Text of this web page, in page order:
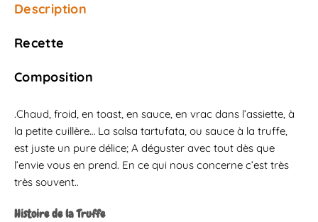
Description
Recette
Composition
.Chaud, froid, en toast, en sauce, en vrac dans l’assiette, à
la petite cuillère… La salsa tartufata, ou sauce à la truffe,
est juste un pure délice; A déguster avec tout dès que
l’envie vous en prend. En ce qui nous concerne c’est très
très souvent..
Histoire de la Truffe